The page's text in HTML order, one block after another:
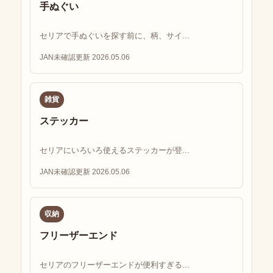
手ぬぐい
セリアで手ぬぐいを探す前に、柄、サイ...
JAN未確認更新 2026.05.06
雑貨
ステッカー
セリアにいろいろ使えるステッカーが登...
JAN未確認更新 2026.05.06
収納
フリーザーエンド
セリアのフリーザーエンドが便利すぎる...